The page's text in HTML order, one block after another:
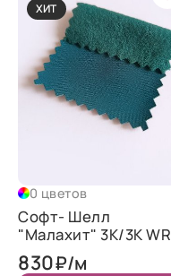
ХИТ
0 цветов
Софт- Шелл
"Малахит" 3K/3K WR
TPU 320
830₽/м